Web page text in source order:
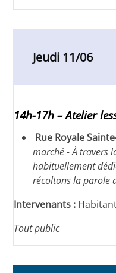
Jeudi 11/06
14h-17h – Atelier
Rue Royale
marché - À travers
habituellement
récoltons la parole
Intervenants :
Tout public